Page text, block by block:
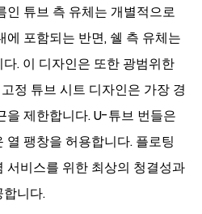
인 튜브 측 유체는 개별적으로
포함되는 반면, 쉘 측 유체는
. 이 디자인은 또한 광범위한
정 튜브 시트 디자인은 가장 경
을 제한합니다. U-튜브 번들은
팽창을 허용합니다. 플로팅
서비스를 위한 최상의 청결성과
니다.